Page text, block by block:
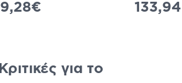
9,28€
Κριτικές για το